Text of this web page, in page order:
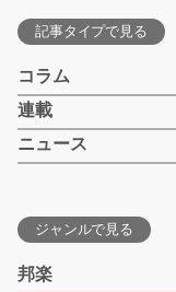
記事タイプで見る
コラム
連載
ニュース
ジャンルで見る
邦楽